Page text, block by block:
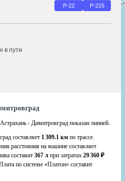
Р-22 Р-215
в пути
- Димитровград показан линией.
составляет 1 309.1 км по трассе.
расстояния на машине составляет
составит 367 л при затратах 29 360 ₽
по системе «Платон» составит